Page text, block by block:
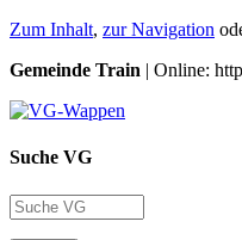
Zum Inhalt, zur Navigation
Gemeinde Train | Online:
Suche VG